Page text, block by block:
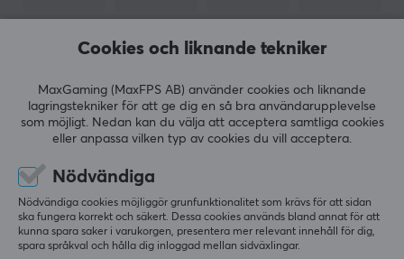
EGENSKAPER
Rotationshastighet (max)
1800 rpm
Färg
Svart
Statiskt tryck
2.20 mmH2O
VISA MER
RECENSIONER (0) FRÅGOR OCH SVAR (0)
0.0
5
0%
4
0%
3
0%
2
Cookies och liknande tekniker
MaxGaming (MaxFPS AB) använder cookies och liknande
lagringstekniker för att ge dig en så bra användarupplevelse
som möjligt. Nedan kan du välja att acceptera samtliga cookies
eller anpassa vilken typ av cookies du vill acceptera.
Nödvändiga
Nödvändiga cookies möjliggör grunfunktionalitet som krävs för att sidan
ska fungera korrekt och säkert. Dessa cookies används bland annat för att
kunna spara saker i varukorgen, presentera mer relevant innehåll för dig,
spara språkval och hålla dig inloggad mellan sidväxlingar.